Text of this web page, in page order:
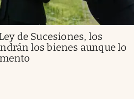
de Sucesiones, los
los bienes aunque lo